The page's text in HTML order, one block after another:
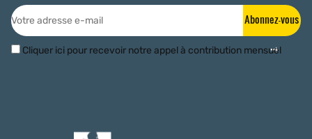
Abonnez-vous
Cliquer ici pour recevoir notre appel à contribution mensuel